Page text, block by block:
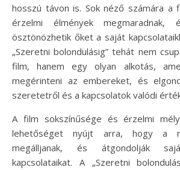
hosszú távon is. Sok néző számára a
érzelmi élmények megmaradnak,
ösztönözhetik őket a saját
„Szeretni bolondulásig” tehát nem
film, hanem egy olyan alkotás,
megérinteni az embereket, és
szeretetről és a kapcsolatok valódi
A film sokszínűsége és érzelmi
lehetőséget nyújt arra, hogy a
megálljanak, és átgondolják
kapcsolataikat. A „Szeretni